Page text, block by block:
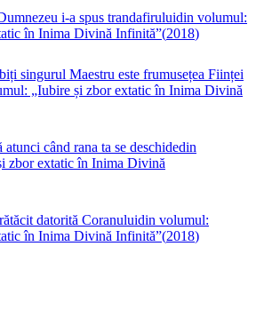
i-a spus trandafiruluidin volumul:
în Inima Divină Infinită”(2018)
singurul Maestru este frumusețea Ființei
„Iubire și zbor extatic în Inima Divină
atunci când rana ta se deschidedin
zbor extatic în Inima Divină
datorită Coranuluidin volumul:
în Inima Divină Infinită”(2018)